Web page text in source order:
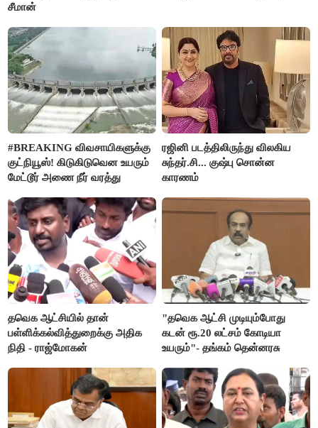
சீமான்
#BREAKING விவசாயிகளுக்கு
குட்நியூஸ்! கிடுகிடுவென உயரும்
மேட்டூர் அணை நீர் வரத்து
ரஜினி படத்திலிருந்து விலகிய
சுந்தர்.சி... குஷ்பு சொன்ன
காரணம்
தவெக ஆட்சியில் தான்
பள்ளிக்கல்வித்துறைக்கு அதிக
நிதி - ராஜ்மோகன்
"தவெக ஆட்சி முடியும்போது
கடன் ரூ.20 லட்சம் கோடியா
உயரும்"- தங்கம் தென்னரசு